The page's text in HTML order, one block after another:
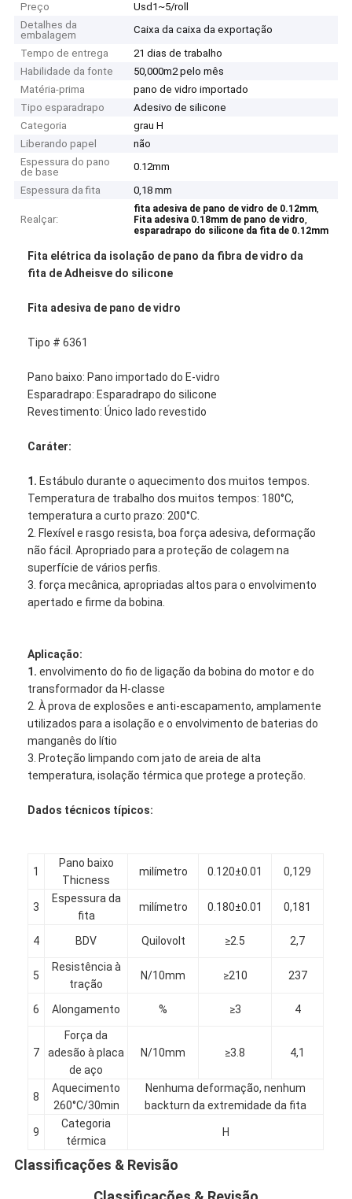
Casa
Produtos
Preço
Usd1~5/roll
Detalhes da
embalagem
Caixa da caixa da exportação
Tempo de entrega
21 dias de trabalho
Habilidade da fonte
50,000m2 pelo mês
Matéria-prima
pano de vidro importado
Tipo esparadrapo
Adesivo de silicone
Categoria
grau H
Liberando papel
não
Espessura do pano
de base
0.12mm
Espessura da fita
0,18 mm
Realçar:
fita adesiva de pano de vidro de 0.12mm,
Fita adesiva 0.18mm de pano de vidro,
esparadrapo do silicone da fita de 0.12mm
Fita elétrica da isolação de pano da fibra de vidro da
fita de Adheisve do silicone
Fita adesiva de pano de vidro
Tipo # 6361
Pano baixo: Pano importado do E-vidro
Esparadrapo: Esparadrapo do silicone
Revestimento: Único lado revestido
Caráter:
1. Estábulo durante o aquecimento dos muitos tempos.
Temperatura de trabalho dos muitos tempos: 180°C,
temperatura a curto prazo: 200°C.
2. Flexível e rasgo resista, boa força adesiva, deformação
não fácil. Apropriado para a proteção de colagem na
superfície de vários perfis.
3. força mecânica, apropriadas altos para o envolvimento
apertado e firme da bobina.
Aplicação:
1.envolvimento do fio de ligação da bobina do motor e do
transformador da H-classe
2. À prova de explosões e anti-escapamento, amplamente
utilizados para a isolação e o envolvimento de baterias do
manganês do lítio
3. Proteção limpando com jato de areia de alta
temperatura, isolação térmica que protege a proteção.
Dados técnicos típicos:
1
Pano baixo
Thicness
milímetro 0.120±0.01 0,129
3
Espessura da
fita
milímetro 0.180±0.01 0,181
4 BDV Quilovolt ≥2.5 2,7
5
Resistência à
tração
N/10mm ≥210 237
6 Alongamento % ≥3 4
7
Força da
adesão à placa
de aço
N/10mm ≥3.8 4,1
8
Aquecimento
260°C/30min
Nenhuma deformação, nenhum
backturn da extremidade da fita
9
Categoria
térmica
H
Classificações & Revisão